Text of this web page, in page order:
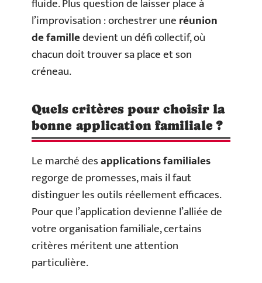
l’improvisation : orchestrer uneréunion
de familledevient un défi collectif, où
chacun doit trouver sa place et son
créneau.
Quels critères pour choisir la
bonne application familiale ?
Le marché desapplications familiales
regorge de promesses, mais il faut
distinguer les outils réellement efficaces.
Pour que l’application devienne l’alliée de
votre organisation familiale, certains
critères méritent une attention
particulière.